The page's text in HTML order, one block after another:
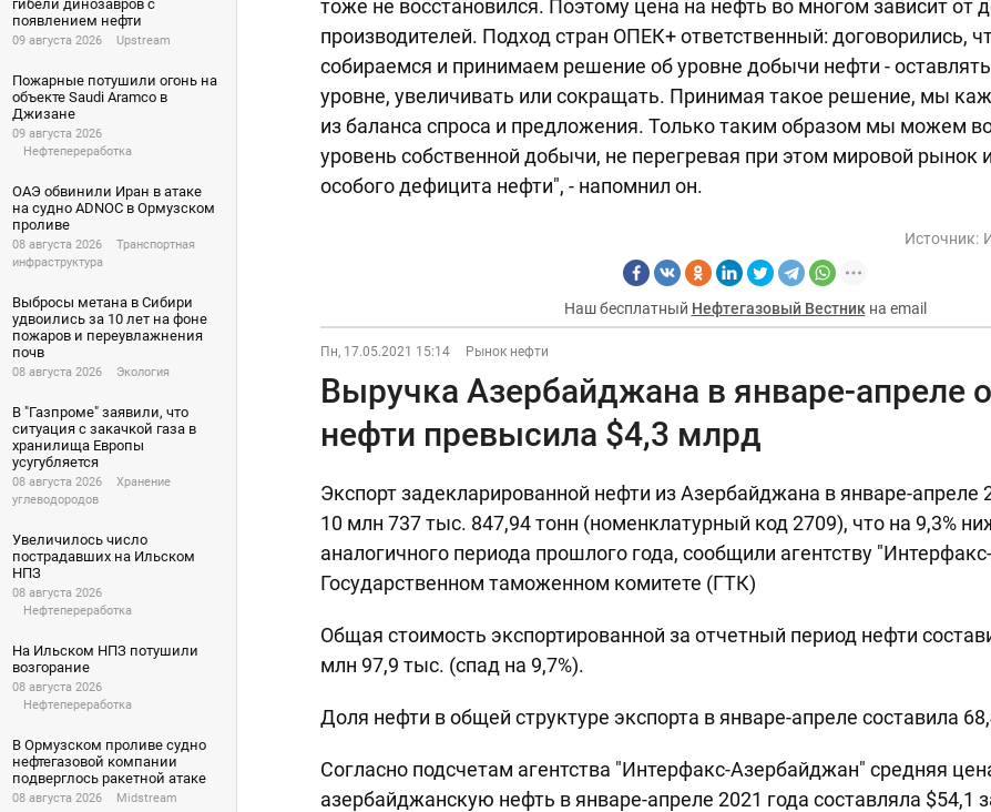
гибели динозавров с
появлением нефти
09 августа 2026 Upstream
Пожарные потушили огонь на
объекте Saudi Aramco в
Джизане
09 августа 2026
Нефтепереработка
ОАЭ обвинили Иран в атаке
на судно ADNOC в Ормузском
проливе
08 августа 2026
Транспортная
инфраструктура
Выбросы метана в Сибири
удвоились за 10 лет на фоне
пожаров и переувлажнения
почв
08 августа 2026 Экология
В "Газпроме" заявили, что
ситуация с закачкой газа в
хранилища Европы
усугубляется
08 августа 2026
Хранение
углеводородов
Увеличилось число
пострадавших на Ильском
НПЗ
08 августа 2026
Нефтепереработка
На Ильском НПЗ потушили
возгорание
08 августа 2026
Нефтепереработка
В Ормузском проливе судно
нефтегазовой компании
подверглось ракетной атаке
08 августа 2026 Midstream
тоже не восстановился. Поэтому цена на нефть во многом зависит от
производителей. Подход стран ОПЕК+ ответственный: договорились,
собираемся и принимаем решение об уровне добычи нефти -
уровне, увеличивать или сокращать. Принимая такое решение, мы
из баланса спроса и предложения. Только таким образом мы можем
уровень собственной добычи, не перегревая при этом мировой рынок
особого дефицита нефти", - напомнил он.
Источник:
Наш бесплатный Нефтегазовый Вестникна email
Пн, 17.05.2021 15:14 Рынок нефти
Выручка Азербайджана в январе-апреле
нефти превысила $4,3 млрд
Экспорт задекларированной нефти из Азербайджана в январе-апреле
10 млн 737 тыс. 847,94 тонн (номенклатурный код 2709), что на 9,3%
аналогичного периода прошлого года, сообщили агентству
Государственном таможенном комитете (ГТК)
Общая стоимость экспортированной за отчетный период нефти
млн 97,9 тыс. (спад на 9,7%).
Доля нефти в общей структуре экспорта в январе-апреле составила
Согласно подсчетам агентства "Интерфакс-Азербайджан" средняя
азербайджанскую нефть в январе-апреле 2021 года составляла $54,1